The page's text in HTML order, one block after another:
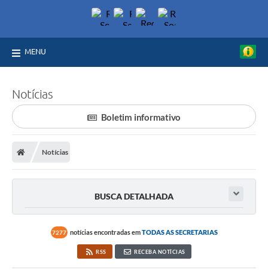
MENU
Notícias
Boletim informativo
Notícias
BUSCA DETALHADA
7277 notícias encontradas emTODAS AS SECRETARIAS
RSS RECEBA NOTÍCIAS